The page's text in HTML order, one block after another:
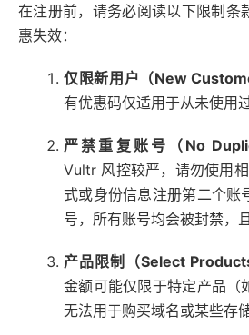
在注册前，请务必阅读以下限制条
惠失效：
仅限新用户（New
有优惠码仅适用于从未使用
严禁重复账号（No
Vultr 风控较严，请勿使用
式或身份信息注册第二个账
号，所有账号均会被封禁，
产品限制（Select
金额可能仅限于特定产品（
无法用于购买域名或某些存